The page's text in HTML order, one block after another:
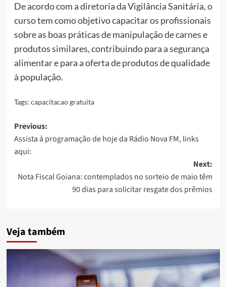
De acordo com a diretoria da Vigilância Sanitária, o
curso tem como objetivo capacitar os profissionais
sobre as boas práticas de manipulação de carnes e
produtos similares, contribuindo para a segurança
alimentar e para a oferta de produtos de qualidade
à população.
Tags: capacitacao gratuita
Post
navigation
Previous:
Assista à programação de hoje da Rádio Nova FM, links
aqui:
Next:
Nota Fiscal Goiana: contemplados no sorteio de maio têm
90 dias para solicitar resgate dos prêmios
Veja também